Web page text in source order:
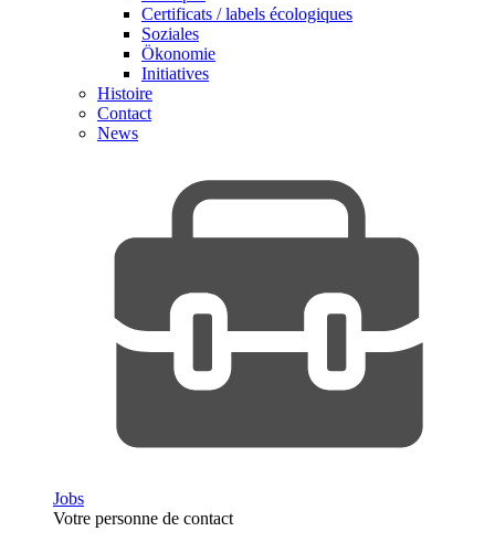
Certificats / labels écologiques
Soziales
Ökonomie
Initiatives
Histoire
Contact
News
Jobs
Votre personne de contact